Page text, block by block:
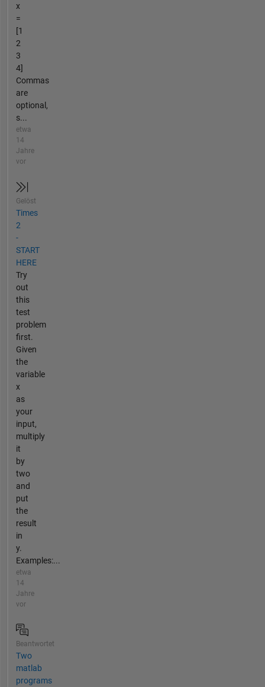
x
=
[1
2
3
4]
Commas
are
optional,
s...
etwa
14
Jahre
vor
Gelöst
Times
2
-
START
HERE
Try
out
this
test
problem
first.
Given
the
variable
x
as
your
input,
multiply
it
by
two
and
put
the
result
in
y.
Examples:...
etwa
14
Jahre
vor
Beantwortet
Two
matlab
programs